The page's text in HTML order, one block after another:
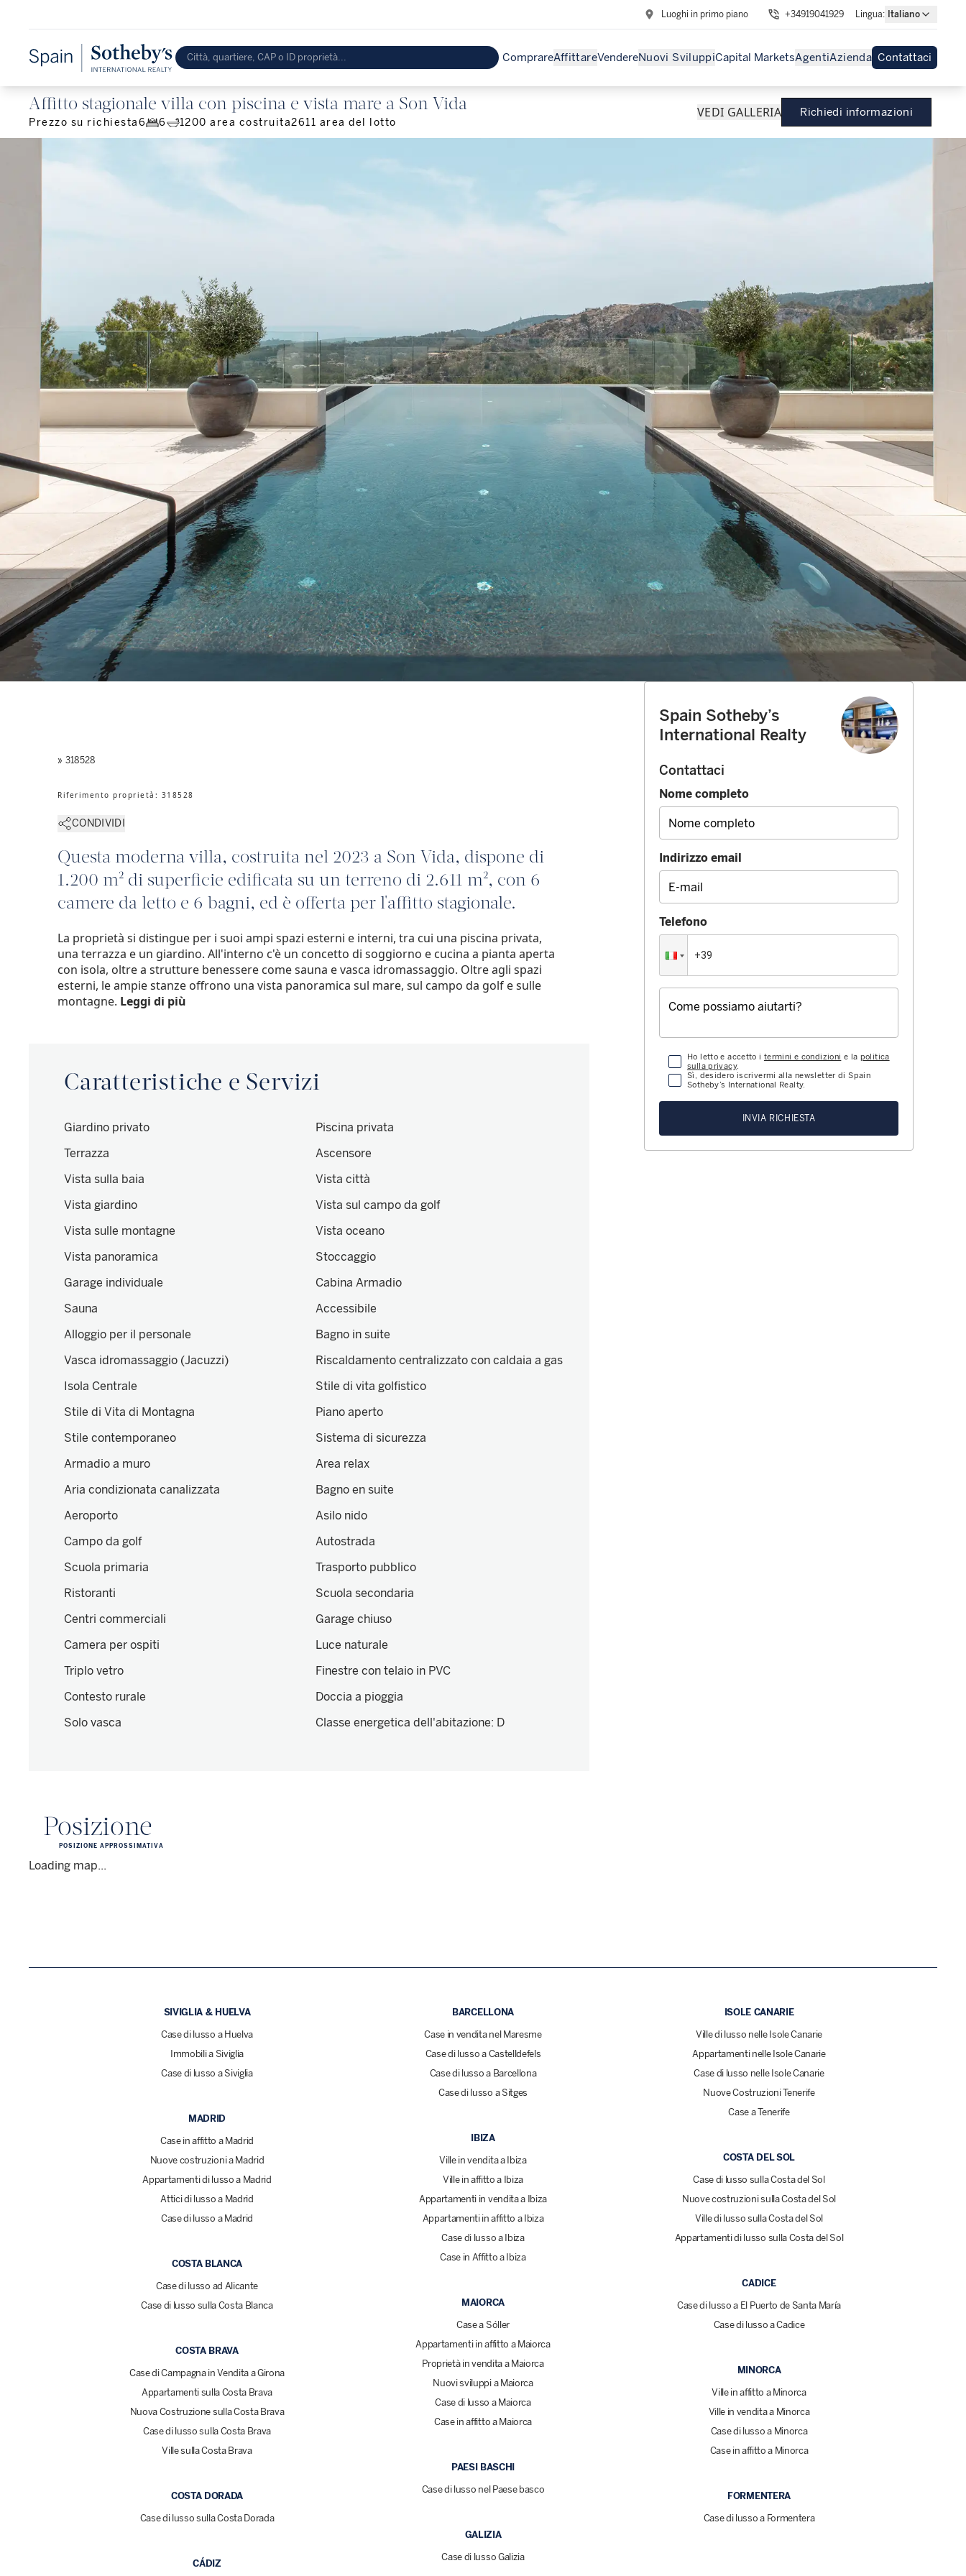
Luoghi in primo piano +34919041929 Lingua: Italiano
ComprareAffittareVendereNuovi SviluppiCapital MarketsAgentiAzienda Contattaci
Affitto stagionale villa con piscina e vista mare a Son Vida
Prezzo su richiesta6 6 1200 area costruita2611 area del lotto
VEDI GALLERIA Richiedi informazioni
» 318528
Riferimento proprietà : 318528
CONDIVIDI
Questa moderna villa, costruita nel 2023 a Son Vida, dispone di
1.200 m² di superficie edificata su un terreno di 2.611 m², con 6
camere da letto e 6 bagni, ed è offerta per l'affitto stagionale.
La proprietà si distingue per i suoi ampi spazi esterni e interni, tra cui una piscina privata,
una terrazza e un giardino. All'interno c'è un concetto di soggiorno e cucina a pianta aperta
con isola, oltre a strutture benessere come sauna e vasca idromassaggio. Oltre agli spazi
esterni, le ampie stanze offrono una vista panoramica sul mare, sul campo da golf e sulle
montagne. Leggi di più
Caratteristiche e Servizi
Giardino privato
Piscina privata
Terrazza
Ascensore
Vista sulla baia
Vista città
Vista giardino
Vista sul campo da golf
Vista sulle montagne
Vista oceano
Vista panoramica
Stoccaggio
Garage individuale
Cabina Armadio
Sauna
Accessibile
Alloggio per il personale
Bagno in suite
Vasca idromassaggio (Jacuzzi)
Riscaldamento centralizzato con caldaia a gas
Isola Centrale
Stile di vita golfistico
Stile di Vita di Montagna
Piano aperto
Stile contemporaneo
Sistema di sicurezza
Armadio a muro
Area relax
Aria condizionata canalizzata
Bagno en suite
Aeroporto
Asilo nido
Campo da golf
Autostrada
Scuola primaria
Trasporto pubblico
Ristoranti
Scuola secondaria
Centri commerciali
Garage chiuso
Camera per ospiti
Luce naturale
Triplo vetro
Finestre con telaio in PVC
Contesto rurale
Doccia a pioggia
Solo vasca
Classe energetica dell'abitazione: D
Posizione
Loading map...
POSIZIONE APPROSSIMATIVA
Spain Sotheby’s
International Realty
Contattaci
Nome completo
Indirizzo email
Telefono
Ho letto e accetto i termini e condizioni e la politica
sulla privacy.
Sì, desidero iscrivermi alla newsletter di Spain
Sotheby’s International Realty.
INVIA RICHIESTA
SIVIGLIA & HUELVA
Case di lusso a Huelva
Immobili a Siviglia
Case di lusso a Siviglia
MADRID
Case in affitto a Madrid
Nuove costruzioni a Madrid
Appartamenti di lusso a Madrid
Attici di lusso a Madrid
Case di lusso a Madrid
COSTA BLANCA
Case di lusso ad Alicante
Case di lusso sulla Costa Blanca
COSTA BRAVA
Case di Campagna in Vendita a Girona
Appartamenti sulla Costa Brava
Nuova Costruzione sulla Costa Brava
Case di lusso sulla Costa Brava
Ville sulla Costa Brava
COSTA DORADA
Case di lusso sulla Costa Dorada
CÁDIZ
BARCELLONA
Case in vendita nel Maresme
Case di lusso a Castelldefels
Case di lusso a Barcellona
Case di lusso a Sitges
IBIZA
Ville in vendita a Ibiza
Ville in affitto a Ibiza
Appartamenti in vendita a Ibiza
Appartamenti in affitto a Ibiza
Case di lusso a Ibiza
Case in Affitto a Ibiza
MAIORCA
Case a Sóller
Appartamenti in affitto a Maiorca
Proprietà in vendita a Maiorca
Nuovi sviluppi a Maiorca
Case di lusso a Maiorca
Case in affitto a Maiorca
PAESI BASCHI
Case di lusso nel Paese basco
GALIZIA
Case di lusso Galizia
ISOLE CANARIE
Ville di lusso nelle Isole Canarie
Appartamenti nelle Isole Canarie
Case di lusso nelle Isole Canarie
Nuove Costruzioni Tenerife
Case a Tenerife
COSTA DEL SOL
Case di lusso sulla Costa del Sol
Nuove costruzioni sulla Costa del Sol
Ville di lusso sulla Costa del Sol
Appartamenti di lusso sulla Costa del Sol
CADICE
Case di lusso a El Puerto de Santa María
Case di lusso a Cadice
MINORCA
Ville in affitto a Minorca
Ville in vendita a Minorca
Case di lusso a Minorca
Case in affitto a Minorca
FORMENTERA
Case di lusso a Formentera